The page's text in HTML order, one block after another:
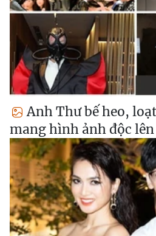
Anh Thư bế heo,
mang hình ảnh độc